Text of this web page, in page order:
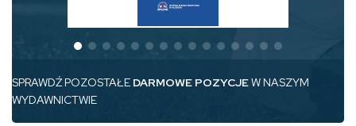
SPRAWDŹ POZOSTAŁE DARMOWE POZYCJEW NASZYM
WYDAWNICTWIE